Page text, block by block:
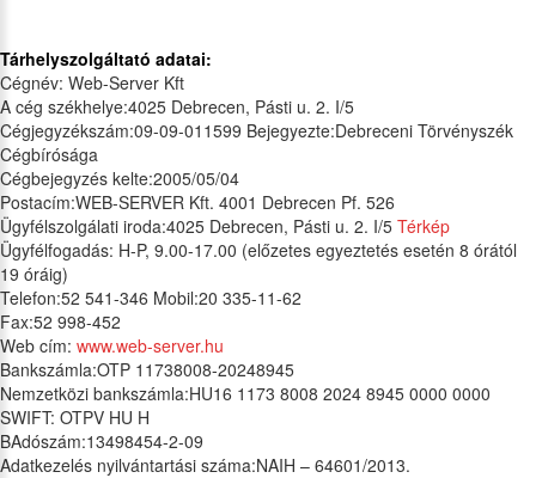
Tárhelyszolgáltató adatai:
Cégnév: Web-Server Kft
A cég székhelye:4025 Debrecen, Pásti u. 2. I/5
Cégjegyzékszám:09-09-011599 Bejegyezte:Debreceni Törvényszék
Cégbírósága
Cégbejegyzés kelte:2005/05/04
Postacím:WEB-SERVER Kft. 4001 Debrecen Pf. 526
Ügyfélszolgálati iroda:4025 Debrecen, Pásti u. 2. I/5 Térkép
Ügyfélfogadás: H-P, 9.00-17.00 (előzetes egyeztetés esetén 8 órától
19 óráig)
Telefon:52 541-346 Mobil:20 335-11-62
Fax:52 998-452
Web cím: www.web-server.hu
Bankszámla:OTP 11738008-20248945
Nemzetközi bankszámla:HU16 1173 8008 2024 8945 0000 0000
SWIFT: OTPV HU H
BAdószám:13498454-2-09
Adatkezelés nyilvántartási száma:NAIH – 64601/2013.